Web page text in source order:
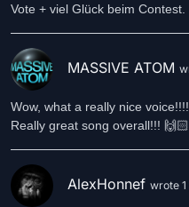
Vote + viel Glück beim Contest.
MASSIVE ATOM
Wow, what a really nice
Really great song overall!!!
AlexHonnef wrote